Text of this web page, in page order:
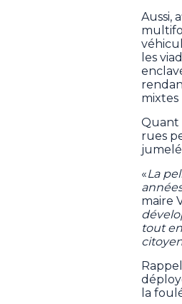
Aussi,
les
mixtes
Quant
rues
«La
maire
tout
la